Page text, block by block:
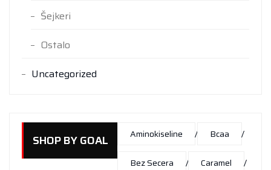
Šejkeri
Ostalo
Uncategorized
SHOP BY GOAL Aminokiseline Bcaa
Bez Secera Caramel